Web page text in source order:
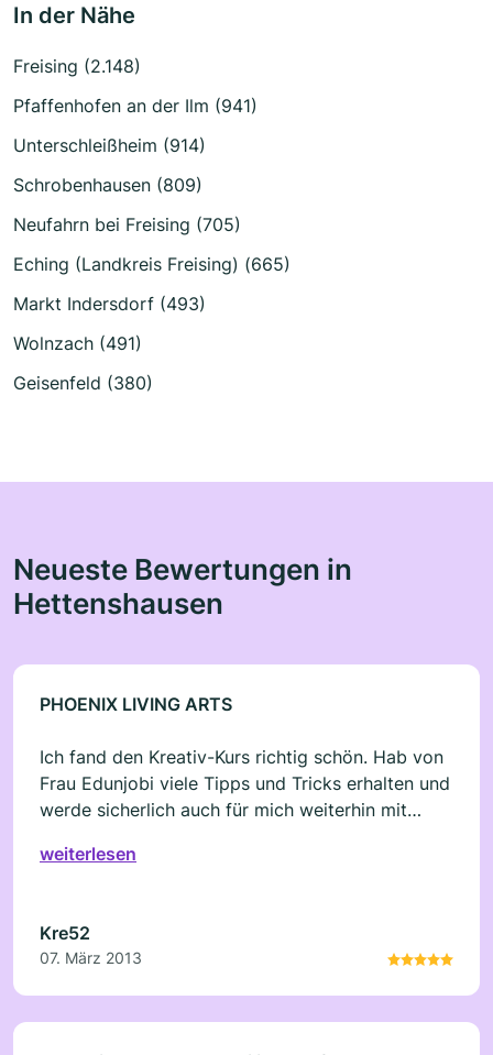
In der Nähe
Freising (2.148)
Pfaffenhofen an der Ilm (941)
Unterschleißheim (914)
Schrobenhausen (809)
Neufahrn bei Freising (705)
Eching (Landkreis Freising) (665)
Markt Indersdorf (493)
Wolnzach (491)
Geisenfeld (380)
Neueste Bewertungen in
Hettenshausen
PHOENIX LIVING ARTS
Ich fand den Kreativ-Kurs richtig schön. Hab von
Frau Edunjobi viele Tipps und Tricks erhalten und
werde sicherlich auch für mich weiterhin mit
einen anderen Kurs, wollte schon immer das
weiterlesen
Kre52
07. März 2013